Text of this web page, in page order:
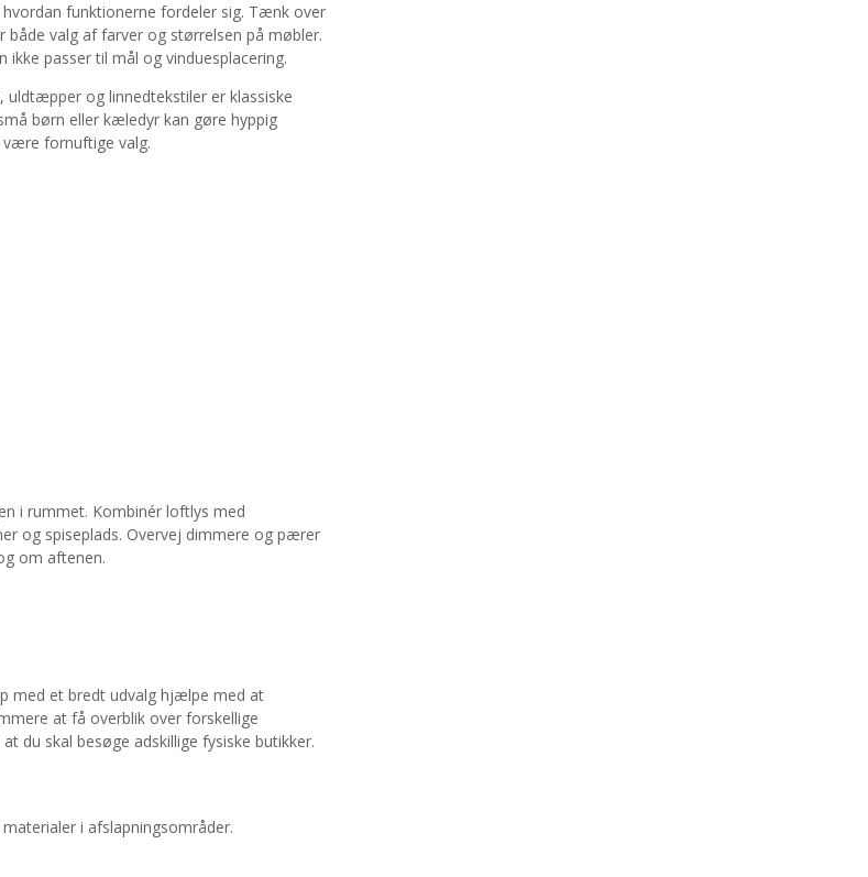
funktionerne fordeler sig. Tænk over
valg af farver og størrelsen på møbler.
passer til mål og vinduesplacering.
og linnedtekstiler er klassiske
børn eller kæledyr kan gøre hyppig
fornuftige valg.
i rummet. Kombinér loftlys med
og spiseplads. Overvej dimmere og pærer
om aftenen.
med et bredt udvalg hjælpe med at
at få overblik over forskellige
du skal besøge adskillige fysiske butikker.
i afslapningsområder.